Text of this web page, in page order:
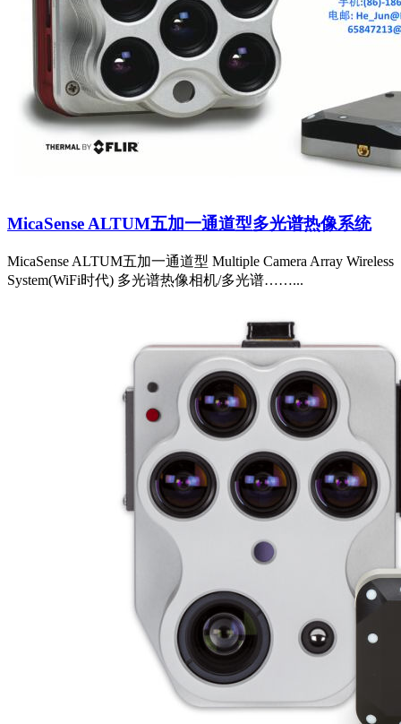
MicaSense ALTUM五加一通道型多光谱热像系统
MicaSense ALTUM五加一通道型 Multiple Camera Array Wireless
System(WiFi时代) 多光谱热像相机/多光谱……...